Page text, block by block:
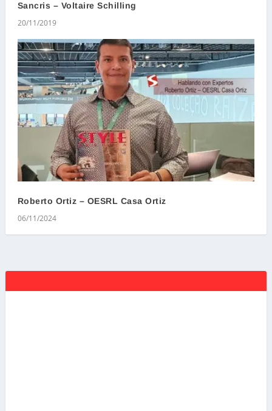
Sancris – Voltaire Schilling
20/11/2019
Roberto Ortiz – OESRL Casa Ortiz
06/11/2024